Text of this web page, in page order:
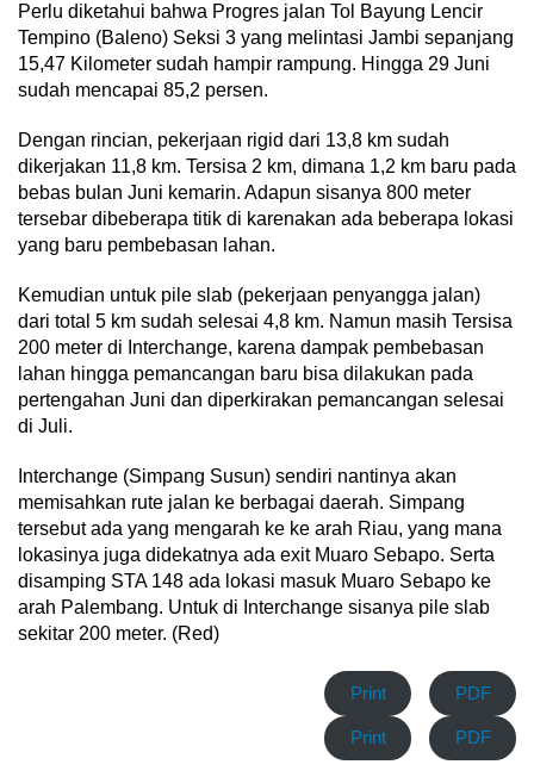
Perlu diketahui bahwa Progres jalan Tol Bayung Lencir
Tempino (Baleno) Seksi 3 yang melintasi Jambi sepanjang
15,47 Kilometer sudah hampir rampung. Hingga 29 Juni
sudah mencapai 85,2 persen.
Dengan rincian, pekerjaan rigid dari 13,8 km sudah
dikerjakan 11,8 km. Tersisa 2 km, dimana 1,2 km baru pada
bebas bulan Juni kemarin. Adapun sisanya 800 meter
tersebar dibeberapa titik di karenakan ada beberapa lokasi
yang baru pembebasan lahan.
Kemudian untuk pile slab (pekerjaan penyangga jalan)
dari total 5 km sudah selesai 4,8 km. Namun masih Tersisa
200 meter di Interchange, karena dampak pembebasan
lahan hingga pemancangan baru bisa dilakukan pada
pertengahan Juni dan diperkirakan pemancangan selesai
di Juli.
Interchange (Simpang Susun) sendiri nantinya akan
memisahkan rute jalan ke berbagai daerah. Simpang
tersebut ada yang mengarah ke ke arah Riau, yang mana
lokasinya juga didekatnya ada exit Muaro Sebapo. Serta
disamping STA 148 ada lokasi masuk Muaro Sebapo ke
arah Palembang. Untuk di Interchange sisanya pile slab
sekitar 200 meter. (Red)
Print PDF
Print PDF